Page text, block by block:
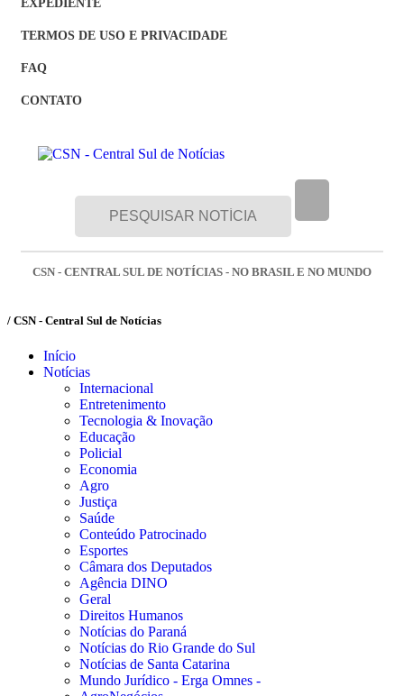
EXPEDIENTE
TERMOS DE USO E PRIVACIDADE
FAQ
CONTATO
CSN - CENTRAL SUL DE NOTÍCIAS - NO BRASIL E NO MUNDO
/ CSN - Central Sul de Notícias
Início
Notícias
Internacional
Entretenimento
Tecnologia & Inovação
Educação
Policial
Economia
Agro
Justiça
Saúde
Conteúdo Patrocinado
Esportes
Câmara dos Deputados
Agência DINO
Geral
Direitos Humanos
Notícias do Paraná
Notícias do Rio Grande do Sul
Notícias de Santa Catarina
Mundo Jurídico - Erga Omnes -